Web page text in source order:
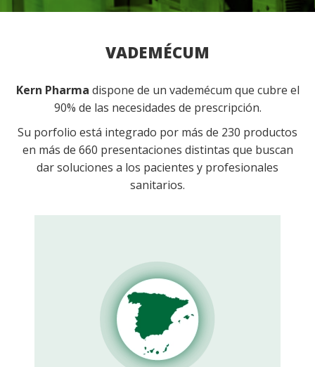
VADEMÉCUM
Kern Pharma dispone de un vademécum que cubre el
90% de las necesidades de prescripción.
Su porfolio está integrado por más de 230 productos
en más de 660 presentaciones distintas que buscan
dar soluciones a los pacientes y profesionales
sanitarios.